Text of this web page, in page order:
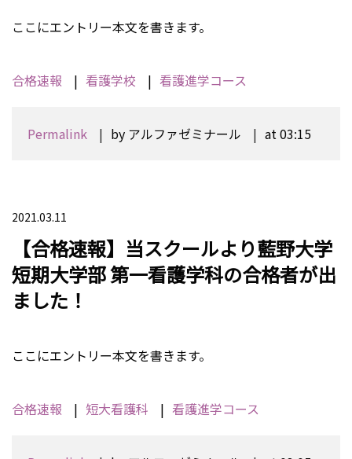
ここにエントリー本文を書きます。
合格速報 看護学校 看護進学コース
Permalink by アルファゼミナール at 03:15
2021.03.11
【合格速報】当スクールより藍野大学
短期大学部 第一看護学科の合格者が出
ました！
ここにエントリー本文を書きます。
合格速報 短大看護科 看護進学コース